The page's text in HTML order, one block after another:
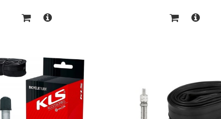
Kross Esker 2.0
regularna:
4 999,00 zł
cena: 3 999,00 zł
Kross Evado 3.0